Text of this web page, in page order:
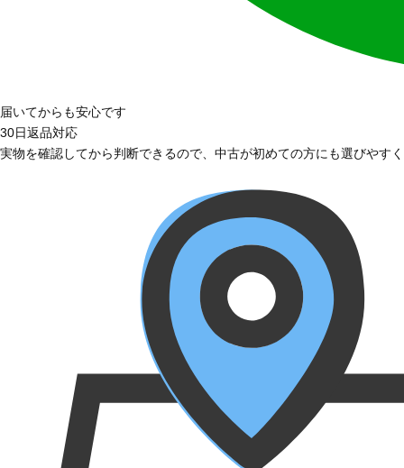
届いてからも安心です
30日返品対応
実物を確認してから判断できるので、中古が初めての方にも選びやす